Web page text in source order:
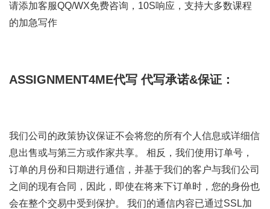
请添加客服QQ/WX免费咨询，10S响应，支持大多数课程
的加急写作
ASSIGNMENT4ME代写代写承诺&保证：
我们公司的政策协议保证不会将您的所有个人信息或详细信
息出售或与第三方或作家共享。 相反，我们使用订单号，
订单的月份和日期进行通信，并基于我们的客户与我们公司
之间的现有合同，因此，即使在将来下订单时，您的身份也
会在整个交易中受到保护。 我们的通信内容已通过SSL加